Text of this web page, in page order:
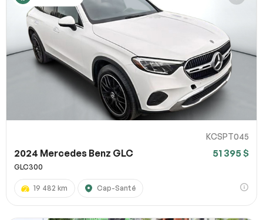
KCSPT045
2024 Mercedes Benz GLC 51 395 $
GLC300
19 482 km Cap-Santé